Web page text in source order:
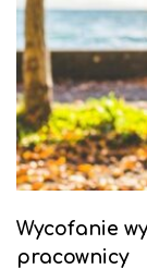
Wycofanie
pracownicy